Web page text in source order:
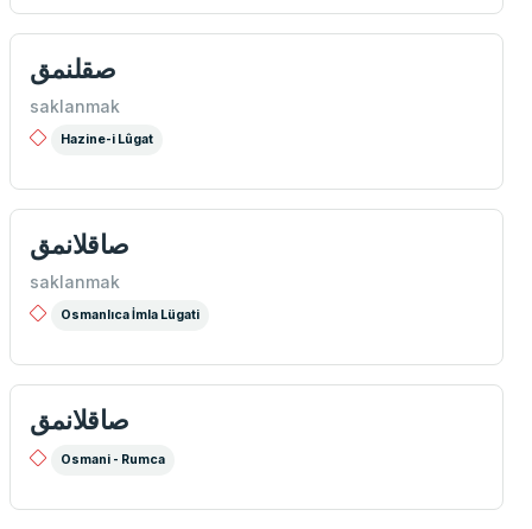
صقلنمق
saklanmak
Hazine-i Lûgat
صاقلانمق
saklanmak
Osmanlıca İmla Lügati
صاقلانمق
Osmani - Rumca